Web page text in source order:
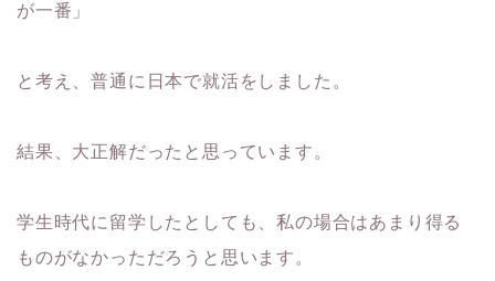
が一番」
と考え、普通に日本で就活をしました。
結果、大正解だったと思っています。
学生時代に留学したとしても、私の場合はあまり得る
ものがなかっただろうと思います。